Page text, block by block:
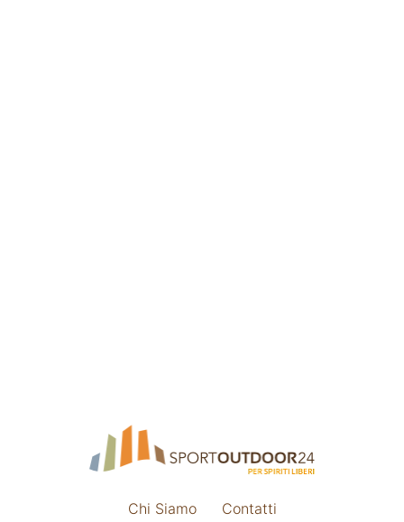
Chi Siamo Contatti